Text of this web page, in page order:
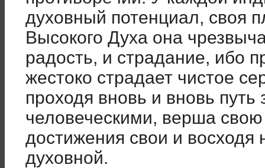
духовный потенциал, своя
Высокого Духа она
радость, и страдание, ибо
жестоко страдает чистое
проходя вновь и вновь
человеческими, верша свою
достижения свои и
духовной.